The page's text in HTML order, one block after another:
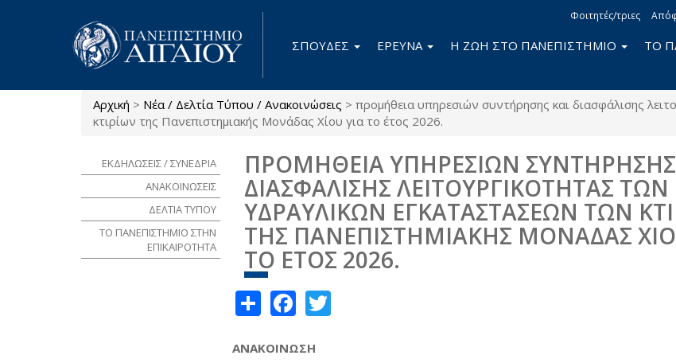
Φοιτητές/τριες
ΣΠΟΥΔΕΣ ΕΡΕΥΝΑ Η ΖΩΗ ΣΤΟ ΠΑΝΕΠΙΣΤΗΜΙΟ ΤΟ
Είστε εδώ
Αρχική > Νέα / Δελτία Τύπου / Ανακοινώσεις > προμήθεια υπηρεσιών συντήρησης και διασφάλισης
κτιρίων της Πανεπιστημιακής Μονάδας Χίου για το έτος 2026.
ΠΡΟΜΗΘΕΙΑ ΥΠΗΡΕΣΙΩΝ ΣΥΝΤΗΡΗΣΗΣ
ΔΙΑΣΦΑΛΙΣΗΣ ΛΕΙΤΟΥΡΓΙΚΟΤΗΤΑΣ ΤΩΝ
ΥΔΡΑΥΛΙΚΩΝ ΕΓΚΑΤΑΣΤΑΣΕΩΝ ΤΩΝ
ΤΗΣ ΠΑΝΕΠΙΣΤΗΜΙΑΚΗΣ ΜΟΝΑΔΑΣ
ΤΟ ΕΤΟΣ 2026.
ShareFacebook
ΑΝΑΚΟΙΝΩΣΗ
ΕΚΔΗΛΩΣΕΙΣ / ΣΥΝΕΔΡΙΑ
ΑΝΑΚΟΙΝΩΣΕΙΣ
ΔΕΛΤΙΑ ΤΥΠΟΥ
ΤΟ ΠΑΝΕΠΙΣΤΗΜΙΟ ΣΤΗΝ
ΕΠΙΚΑΙΡΟΤΗΤΑ